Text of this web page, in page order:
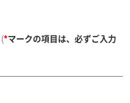
(*マークの項目は、必ずご入力